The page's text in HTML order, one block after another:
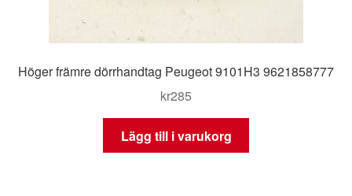
Höger främre dörrhandtag Peugeot 9101H3 9621858777
kr285
Lägg till i varukorg